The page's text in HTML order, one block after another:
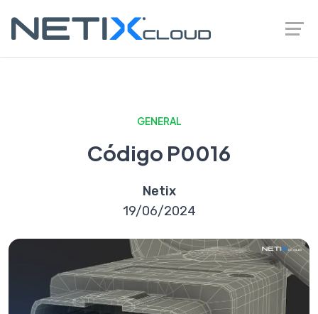
GENERAL
Código P0016
Netix
19/06/2024